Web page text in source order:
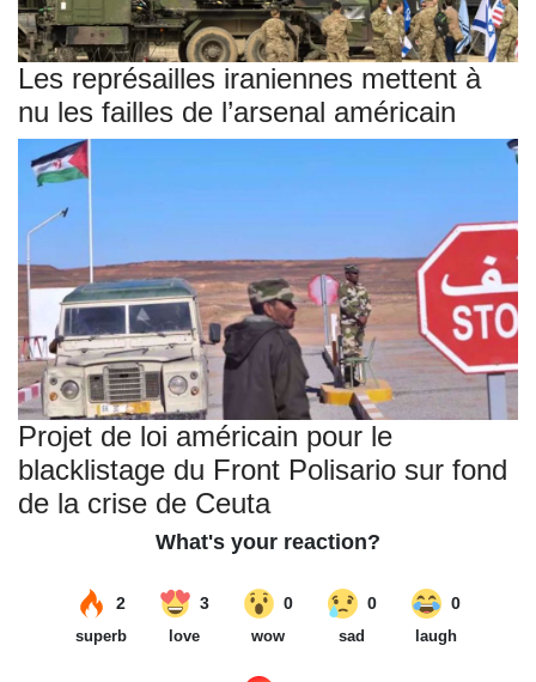
Les représailles iraniennes mettent à
nu les failles de l’arsenal américain
Projet de loi américain pour le
blacklistage du Front Polisario sur fond
de la crise de Ceuta